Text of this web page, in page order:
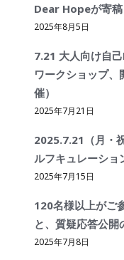
Dear Hopeが寄稿
2025年8月5日
7.21 大人向け自己
ワークショップ
催）
2025年7月21日
2025.7.21（月・
ルフキュレーショ
2025年7月15日
120名様以上がご
と、質疑応答公開
2025年7月8日